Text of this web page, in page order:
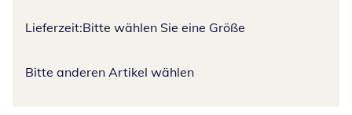
Lieferzeit:Bitte wählen Sie eine Größe
Bitte anderen Artikel wählen